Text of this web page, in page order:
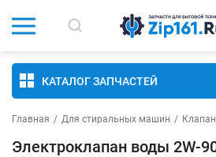
КАТАЛОГ ЗАПЧАСТЕЙ
Главная / Для стиральных машин /
Электроклапан воды 2W-